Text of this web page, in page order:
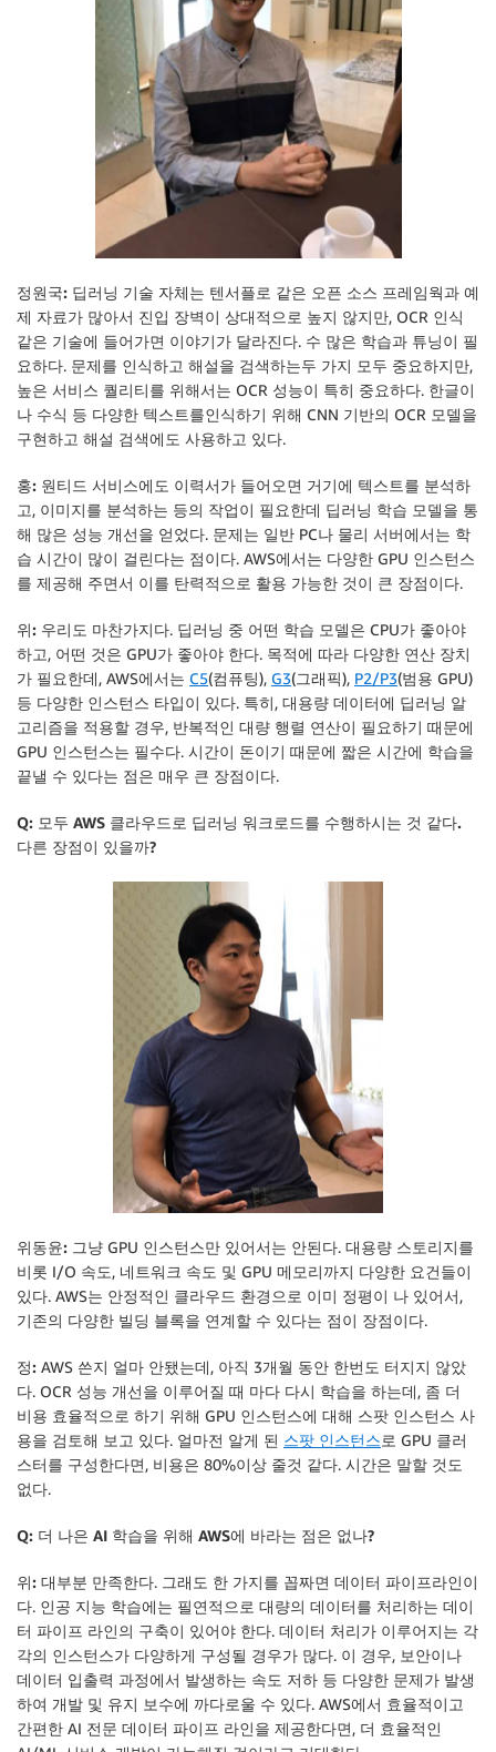
정원국: 딥러닝 기술 자체는 텐서플로 같은 오픈 소스 프레임웍과 예
제 자료가 많아서 진입 장벽이 상대적으로 높지 않지만, OCR 인식
같은 기술에 들어가면 이야기가 달라진다. 수 많은 학습과 튜닝이 필
요하다. 문제를 인식하고 해설을 검색하는두 가지 모두 중요하지만,
높은 서비스 퀄리티를 위해서는 OCR 성능이 특히 중요하다. 한글이
나 수식 등 다양한 텍스트를인식하기 위해 CNN 기반의 OCR 모델을
구현하고 해설 검색에도 사용하고 있다.
홍: 원티드 서비스에도 이력서가 들어오면 거기에 텍스트를 분석하
고, 이미지를 분석하는 등의 작업이 필요한데 딥러닝 학습 모델을 통
해 많은 성능 개선을 얻었다. 문제는 일반 PC나 물리 서버에서는 학
습 시간이 많이 걸린다는 점이다. AWS에서는 다양한 GPU 인스턴스
를 제공해 주면서 이를 탄력적으로 활용 가능한 것이 큰 장점이다.
위: 우리도 마찬가지다. 딥러닝 중 어떤 학습 모델은 CPU가 좋아야
하고, 어떤 것은 GPU가 좋아야 한다. 목적에 따라 다양한 연산 장치
가 필요한데, AWS에서는 C5(컴퓨팅), G3(그래픽), P2/P3(범용 GPU)
등 다양한 인스턴스 타입이 있다. 특히, 대용량 데이터에 딥러닝 알
고리즘을 적용할 경우, 반복적인 대량 행렬 연산이 필요하기 때문에
GPU 인스턴스는 필수다. 시간이 돈이기 때문에 짧은 시간에 학습을
끝낼 수 있다는 점은 매우 큰 장점이다.
Q: 모두 AWS 클라우드로 딥러닝 워크로드를 수행하시는 것 같다.
다른 장점이 있을까?
위동윤: 그냥 GPU 인스턴스만 있어서는 안된다. 대용량 스토리지를
비롯 I/O 속도, 네트워크 속도 및 GPU 메모리까지 다양한 요건들이
있다. AWS는 안정적인 클라우드 환경으로 이미 정평이 나 있어서,
기존의 다양한 빌딩 블록을 연계할 수 있다는 점이 장점이다.
정: AWS 쓴지 얼마 안됐는데, 아직 3개월 동안 한번도 터지지 않았
다. OCR 성능 개선을 이루어질 때 마다 다시 학습을 하는데, 좀 더
비용 효율적으로 하기 위해 GPU 인스턴스에 대해 스팟 인스턴스 사
용을 검토해 보고 있다. 얼마전 알게 된 스팟 인스턴스로 GPU 클러
스터를 구성한다면, 비용은 80%이상 줄것 같다. 시간은 말할 것도
없다.
Q: 더 나은 AI 학습을 위해 AWS에 바라는 점은 없나?
위: 대부분 만족한다. 그래도 한 가지를 꼽짜면 데이터 파이프라인이
다. 인공 지능 학습에는 필연적으로 대량의 데이터를 처리하는 데이
터 파이프 라인의 구축이 있어야 한다. 데이터 처리가 이루어지는 각
각의 인스턴스가 다양하게 구성될 경우가 많다. 이 경우, 보안이나
데이터 입출력 과정에서 발생하는 속도 저하 등 다양한 문제가 발생
하여 개발 및 유지 보수에 까다로울 수 있다. AWS에서 효율적이고
간편한 AI 전문 데이터 파이프 라인을 제공한다면, 더 효율적인